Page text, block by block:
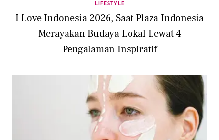
LIFESTYLE
I Love Indonesia 2026, Saat Plaza Indonesia
Merayakan Budaya Lokal Lewat 4
Pengalaman Inspiratif